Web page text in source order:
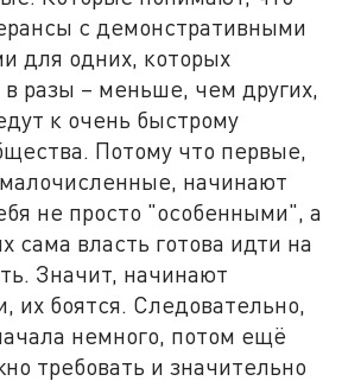
с демонстративными
для одних, которых
в разы – меньше, чем других,
к очень быстрому
Потому что первые,
начинают
не просто "особенными", а
сама власть готова идти на
Значит, начинают
их боятся. Следовательно,
немного, потом ещё
требовать и значительно